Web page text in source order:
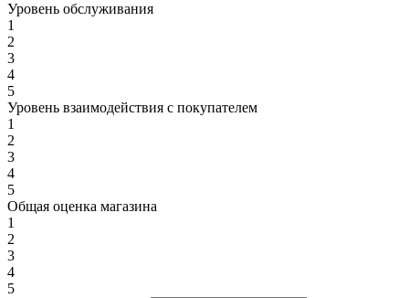
Уровень обслуживания
1
2
3
4
5
Уровень взаимодействия с покупателем
1
2
3
4
5
Общая оценка магазина
1
2
3
4
5